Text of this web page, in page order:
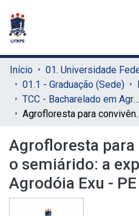
Início
01.1 - Graduação (Sede)
TCC - Bacharelado em Agronomia (Sede)
Agrofloresta para
Agrofloresta
o semiárido: a
Agrodóia Exu - PE